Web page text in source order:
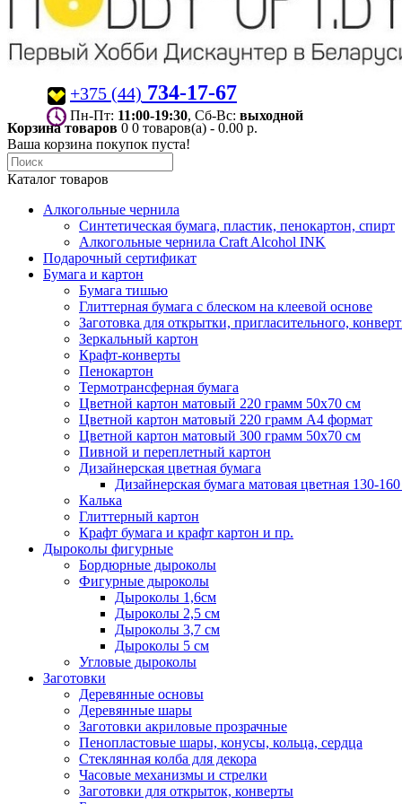
+375 (44) 734-17-67
Пн-Пт: 11:00-19:30 , Сб-Вс: выходной
Корзина товаров 0 0 товаров(а) - 0.00 р.
Ваша корзина покупок пуста!
Каталог товаров
Алкогольные чернила
Синтетическая бумага, пластик, пенокартон, спирт
Алкогольные чернила Craft Alcohol INK
Подарочный сертификат
Бумага и картон
Бумага тишью
Глиттерная бумага с блеском на клеевой основе
Заготовка для открытки, пригласительного,
Зеркальный картон
Крафт-конверты
Пенокартон
Термотрансферная бумага
Цветной картон матовый 220 грамм 50х70 см
Цветной картон матовый 220 грамм A4 формат
Цветной картон матовый 300 грамм 50х70 см
Пивной и переплетный картон
Дизайнерская цветная бумага
Дизайнерская бумага матовая цветная 130-
Калька
Глиттерный картон
Крафт бумага и крафт картон и пр.
Дыроколы фигурные
Бордюрные дыроколы
Фигурные дыроколы
Дыроколы 1,6см
Дыроколы 2,5 см
Дыроколы 3,7 см
Дыроколы 5 см
Угловые дыроколы
Заготовки
Деревянные основы
Деревянные шары
Заготовки акриловые прозрачные
Пенопластовые шары, конусы, кольца, сердца
Стеклянная колба для декора
Часовые механизмы и стрелки
Заготовки для открыток, конверты